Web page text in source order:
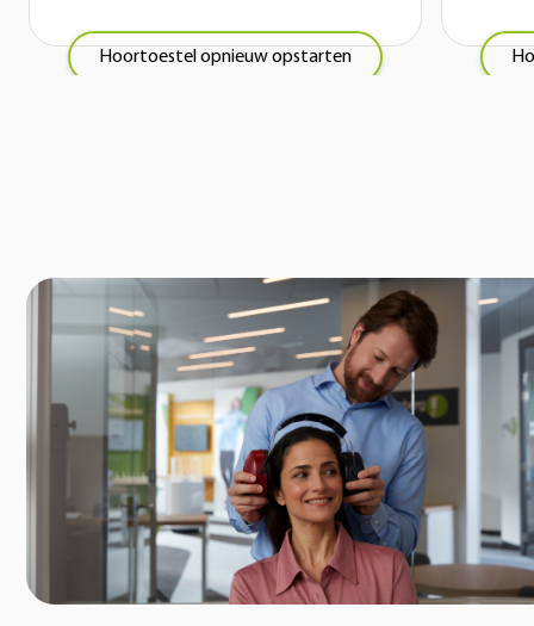
Hoortoestel opnieuw opstarten